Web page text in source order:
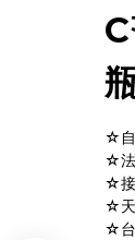
☆自
☆法
☆接
☆天
☆台